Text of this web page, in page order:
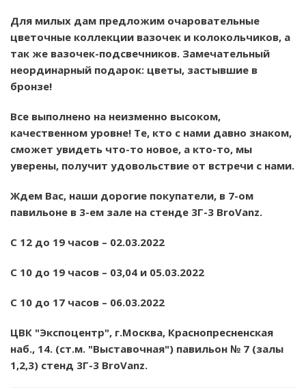
Для милых дам предложим очаровательные
цветочные коллекции вазочек и колокольчиков, а
так же вазочек-подсвечников. Замечательный
неординарный подарок: цветы, застывшие в
бронзе!
Все выполнено на неизменно высоком,
качественном уровне! Те, кто с нами давно знаком,
сможет увидеть что-то новое, а кто-то, мы
уверены, получит удовольствие от встречи с нами.
Ждем Вас, наши дорогие покупатели, в 7-ом
павильоне в 3-ем зале на стенде 3Г-3 BroVanz.
С 12 до 19 часов – 02.03.2022
С 10 до 19 часов – 03,04 и 05.03.2022
С 10 до 17 часов – 06.03.2022
ЦВК "Экспоцентр", г.Москва, Краснопресненская
наб., 14. (ст.м. "Выставочная") павильон № 7 (залы
1,2,3) стенд 3Г-3 BroVanz.